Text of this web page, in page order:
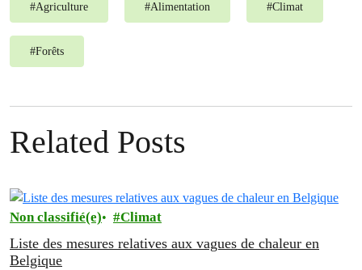
#Agriculture #Alimentation #Climat
#Forêts
Related Posts
Non classifié(e) Climat
Liste des mesures relatives aux vagues de chaleur en
Belgique